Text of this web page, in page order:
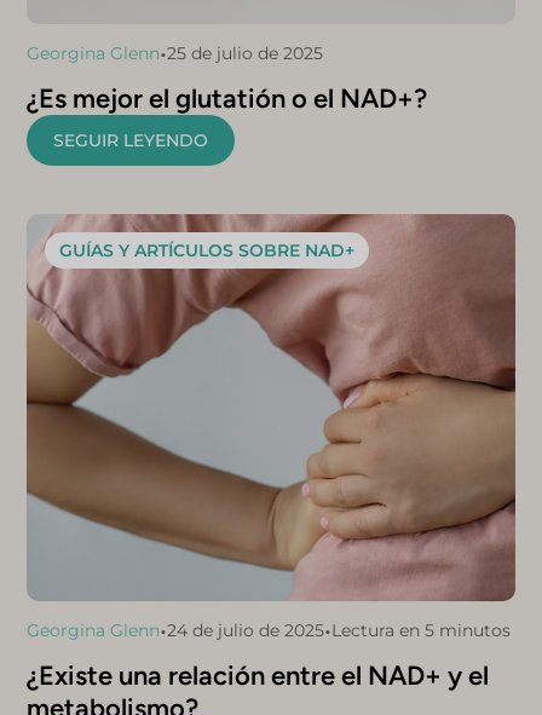
Georgina Glenn•25 de julio de 2025
¿Es mejor el glutatión o el NAD+?
SEGUIR LEYENDO
GUÍAS Y ARTÍCULOS SOBRE NAD+
Georgina Glenn•24 de julio de 2025•Lectura en 5 minutos
¿Existe una relación entre el NAD+ y el
metabolismo?